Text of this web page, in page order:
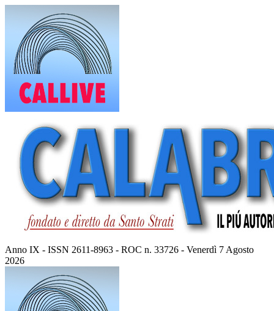
contenuto
Anno IX - ISSN 2611-8963 - ROC n. 33726 - Venerdì 7 Agosto
2026